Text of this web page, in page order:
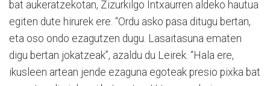
bat aukeratzekotan, Zizurkilgo Intxaurren aldeko hautua
egiten dute hirurek ere. “Ordu asko pasa ditugu bertan,
eta oso ondo ezagutzen dugu. Lasaitasuna ematen
digu bertan jokatzeak”, azaldu du Leirek. “Hala ere,
ikusleen artean jende ezaguna egoteak presio pixka bat